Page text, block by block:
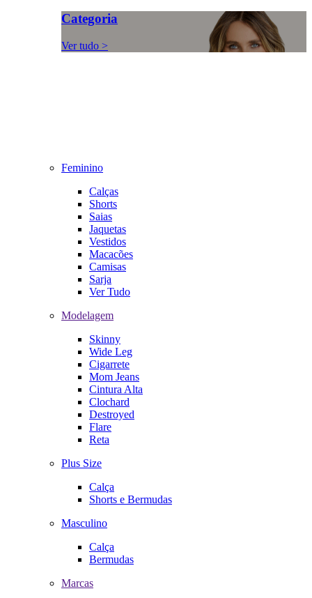
Categoria
Ver tudo >
Feminino
Calças
Shorts
Saias
Jaquetas
Vestidos
Macacões
Camisas
Sarja
Ver Tudo
Modelagem
Skinny
Wide Leg
Cigarrete
Mom Jeans
Cintura Alta
Clochard
Destroyed
Flare
Reta
Plus Size
Calça
Shorts e Bermudas
Masculino
Calça
Bermudas
Marcas